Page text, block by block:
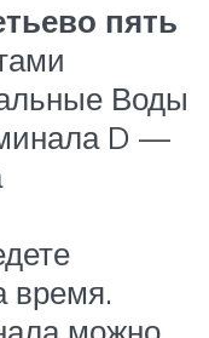
пять
Воды
D —
время.